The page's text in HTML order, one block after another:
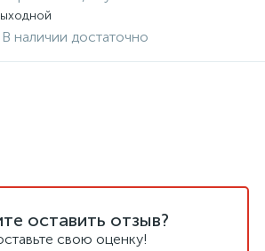
В наличии достаточно
оставить отзыв?
свою оценку!